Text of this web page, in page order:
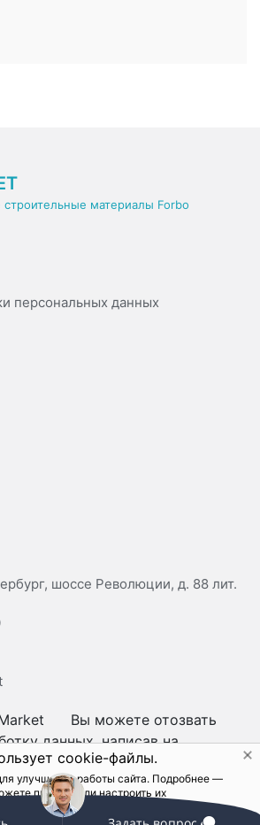
cookie-файлы.
улучшения работы сайта. Подробнее —
принять или настроить их
использовать сайт, вы соглашаетесь с
материалы Forbo
персональных данных
шоссе Революции, д. 88 лит.
Вы можете отозвать
данных, написав на
.